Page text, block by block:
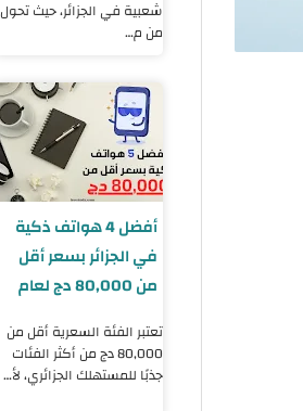
شعبية في الجزائر، حيث تحول
من م…
أفضل 4 هواتف ذكية
في الجزائر بسعر أقل
من 80,000 دج لعام
تعتبر الفئة السعرية أقل من
80,000 دج من أكثر الفئات
جذبًا للمستهلك الجزائري، لأ…